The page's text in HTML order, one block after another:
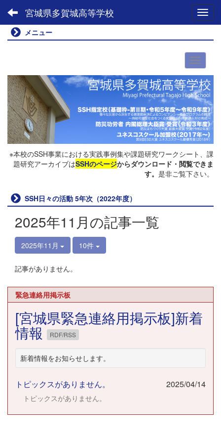
宮城県多賀城高等学校
メニュー
※本校のSSH事業における実践事例集や課題研究ワークシート、課
題研究アーカイブはSSHのページからダウンロード・閲覧できま
す。 是非ご覧下さい。
SSH日々の活動 5年次（2022年度）
2025年11月の記事一覧
2025年11月 10件
記事がありません。
緊急連絡用掲示板
[宮城県緊急連絡用掲示板]新着
情報 RDF/RSS
新着情報をお知らせします。
トピックスがありません。 2025/04/14
トピックスがありません。